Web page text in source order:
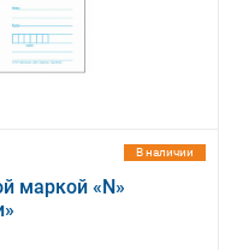
В наличии
маркой «N»